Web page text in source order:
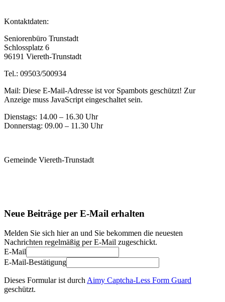
Kontaktdaten:
Seniorenbüro Trunstadt
Schlossplatz 6
96191 Viereth-Trunstadt
Tel.: 09503/500934
Mail: Diese E-Mail-Adresse ist vor Spambots geschützt! Zur
Anzeige muss JavaScript eingeschaltet sein.
Dienstags: 14.00 – 16.30 Uhr
Donnerstag: 09.00 – 11.30 Uhr
Gemeinde Viereth-Trunstadt
Neue Beiträge per E-Mail erhalten
Melden Sie sich hier an und Sie bekommen die neuesten
Nachrichten regelmäßig per E-Mail zugeschickt.
E-Mail
E-Mail-Bestätigung
Dieses Formular ist durch Aimy Captcha-Less Form Guard
geschützt.